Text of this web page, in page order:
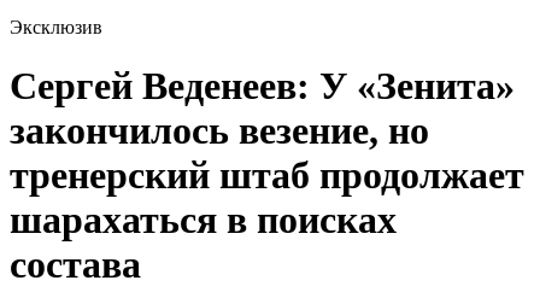
Эксклюзив
Сергей Веденеев: У «Зенита»
закончилось везение, но
тренерский штаб продолжает
шарахаться в поисках
состава